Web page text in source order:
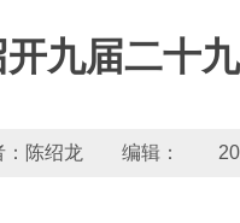
九届二十
：陈绍龙 编辑：